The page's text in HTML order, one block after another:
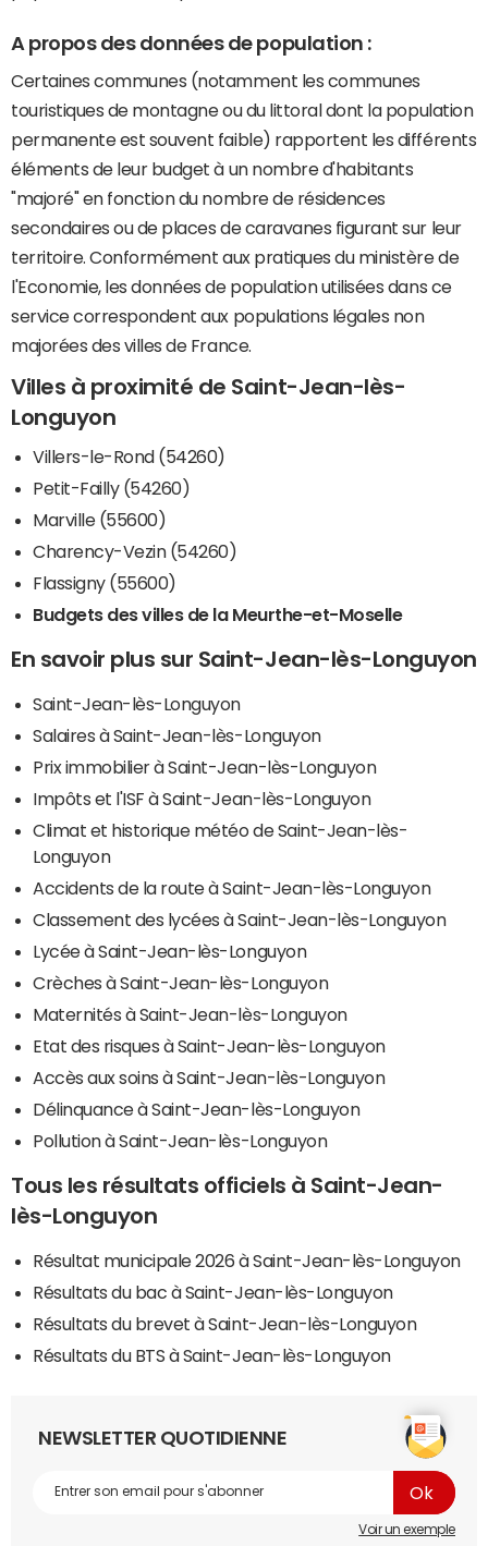
A propos des données de population :
Certaines communes (notamment les communes
touristiques de montagne ou du littoral dont la population
permanente est souvent faible) rapportent les différents
éléments de leur budget à un nombre d'habitants
"majoré" en fonction du nombre de résidences
secondaires ou de places de caravanes figurant sur leur
territoire. Conformément aux pratiques du ministère de
l'Economie, les données de population utilisées dans ce
service correspondent aux populations légales non
majorées des villes de France.
Villes à proximité de Saint-Jean-lès-
Longuyon
Villers-le-Rond (54260)
Petit-Failly (54260)
Marville (55600)
Charency-Vezin (54260)
Flassigny (55600)
Budgets des villes de la Meurthe-et-Moselle
En savoir plus sur Saint-Jean-lès-Longuyon
Saint-Jean-lès-Longuyon
Salaires à Saint-Jean-lès-Longuyon
Prix immobilier à Saint-Jean-lès-Longuyon
Impôts et l'ISF à Saint-Jean-lès-Longuyon
Climat et historique météo de Saint-Jean-lès-
Longuyon
Accidents de la route à Saint-Jean-lès-Longuyon
Classement des lycées à Saint-Jean-lès-Longuyon
Lycée à Saint-Jean-lès-Longuyon
Crèches à Saint-Jean-lès-Longuyon
Maternités à Saint-Jean-lès-Longuyon
Etat des risques à Saint-Jean-lès-Longuyon
Accès aux soins à Saint-Jean-lès-Longuyon
Délinquance à Saint-Jean-lès-Longuyon
Pollution à Saint-Jean-lès-Longuyon
Tous les résultats officiels à Saint-Jean-
lès-Longuyon
Résultat municipale 2026 à Saint-Jean-lès-Longuyon
Résultats du bac à Saint-Jean-lès-Longuyon
Résultats du brevet à Saint-Jean-lès-Longuyon
Résultats du BTS à Saint-Jean-lès-Longuyon
NEWSLETTER QUOTIDIENNE
Voir un exemple